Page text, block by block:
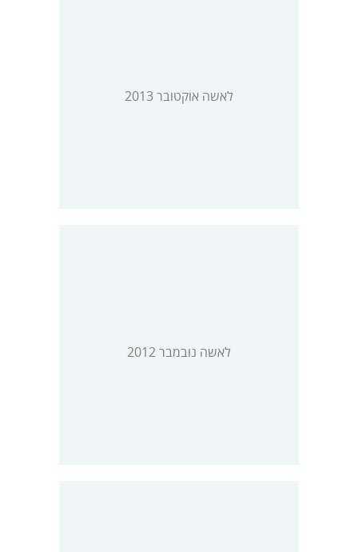
לאשה אוקטובר 2013
לאשה נובמבר 2012